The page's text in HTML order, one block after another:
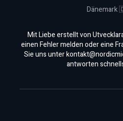
Mit Liebe erstellt von
einen Fehler melden oder eine
Sie uns unter
antworten